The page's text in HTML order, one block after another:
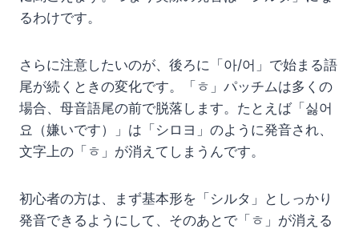
るわけです。
さらに注意したいのが、後ろに「아/어」で始まる語
尾が続くときの変化です。「ㅎ」パッチムは多くの
場合、母音語尾の前で脱落します。たとえば「싫어
요（嫌いです）」は「シロヨ」のように発音され、
文字上の「ㅎ」が消えてしまうんです。
初心者の方は、まず基本形を「シルタ」としっかり
発音できるようにして、そのあとで「ㅎ」が消える